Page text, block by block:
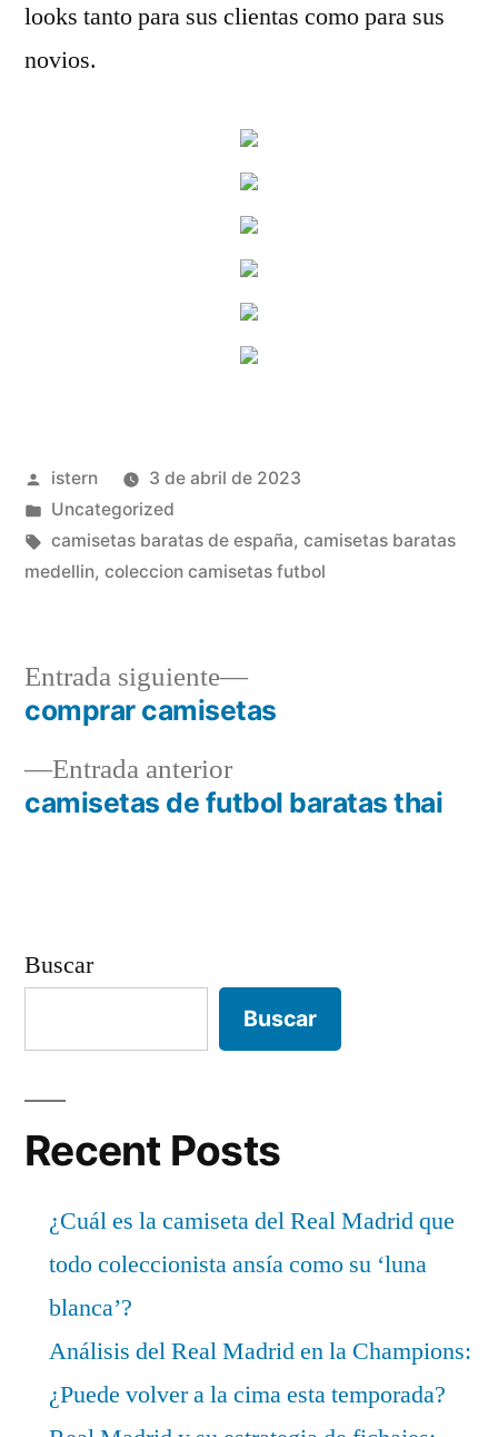
looks tanto para sus clientas como para sus
novios.
Publicado
por
istern
3 de abril de 2023
Publicado
en
Uncategorized
Etiquetas:
camisetas baratas de españa, camisetas baratas
medellin, coleccion camisetas futbol
Navegación
deEntrada anteriorEntrada
anterior:
camisetas de futbol baratas thai
Entrada siguiente
Entrada
siguiente:
comprar camisetas
Buscar
Buscar
Recent Posts
¿Cuál es la camiseta del Real Madrid que
todo coleccionista ansía como su ‘luna
blanca’?
Análisis del Real Madrid en la Champions:
¿Puede volver a la cima esta temporada?